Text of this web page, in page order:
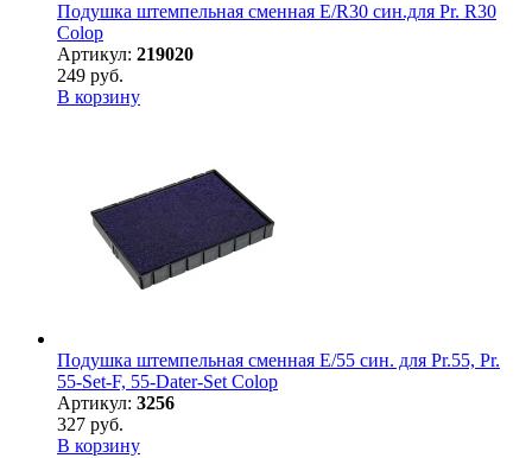
Подушка штемпельная сменная E/R30 син.для Pr. R30
Colop
Артикул: 219020
249 руб.
В корзину
Подушка штемпельная сменная E/55 син. для Pr.55, Pr.
55-Set-F, 55-Dater-Set Colop
Артикул: 3256
327 руб.
В корзину